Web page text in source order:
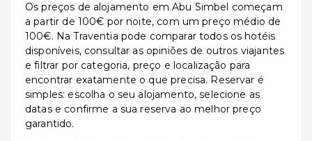
Os preços de alojamento em Abu Simbel começam
a partir de 100€ por noite, com um preço médio de
100€. Na Traventia pode comparar todos os hotéis
disponíveis, consultar as opiniões de outros viajantes
e filtrar por categoria, preço e localização para
encontrar exatamente o que precisa. Reservar é
simples: escolha o seu alojamento, selecione as
datas e confirme a sua reserva ao melhor preço
garantido.